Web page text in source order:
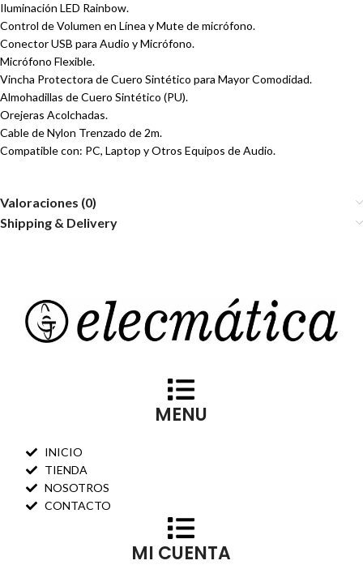
Iluminación LED Rainbow.
Control de Volumen en Línea y Mute de micrófono.
Conector USB para Audio y Micrófono.
Micrófono Flexible.
Vincha Protectora de Cuero Sintético para Mayor Comodidad.
Almohadillas de Cuero Sintético (PU).
Orejeras Acolchadas.
Cable de Nylon Trenzado de 2m.
Compatible con: PC, Laptop y Otros Equipos de Audio.
Valoraciones (0)
Shipping & Delivery
MENU
INICIO
TIENDA
NOSOTROS
CONTACTO
MI CUENTA